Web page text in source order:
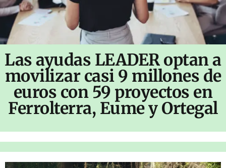
Las ayudas LEADER optan a
movilizar casi 9 millones de
euros con 59 proyectos en
Ferrolterra, Eume y Ortegal